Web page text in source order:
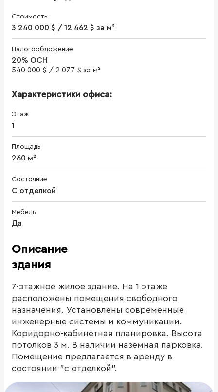
Стоимость
3 240 000 $ / 12 462 $ за м²
Налогообложение
20% ОСН
540 000 $ / 2 077 $ за м²
Характеристики офиса:
Этаж
1
Площадь
260 м²
Состояние
С отделкой
Мебель
Да
Описание
здания
7-этажное жилое здание. На 1 этаже
расположены помещения свободного
назначения. Установлены современные
инженерные системы и коммуникации.
Коридорно-кабинетная планировка. Высота
потолков 3 м. В наличии наземная парковка.
Помещение предлагается в аренду в
состоянии "с отделкой".